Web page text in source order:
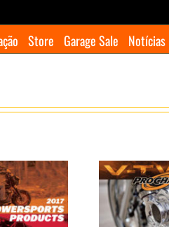
Store Garage Sale Notícias